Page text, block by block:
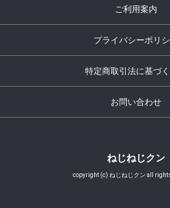
ご利用案内
プライバシーポリ
特定商取引法に基づ
お問い合わせ
ねじねじクン
copyright (c) ねじねじクン all